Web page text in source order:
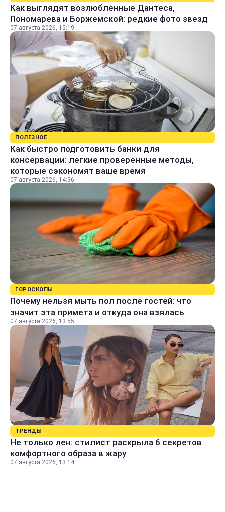
Как выглядят возлюбленные Дантеса,
Пономарева и Боржемской: редкие фото звезд
07 августа 2026, 15:19
ПОЛЕЗНОЕ
Как быстро подготовить банки для
консервации: легкие проверенные методы,
которые сэкономят ваше время
07 августа 2026, 14:36
ГОРОСКОПЫ
Почему нельзя мыть пол после гостей: что
значит эта примета и откуда она взялась
07 августа 2026, 13:55
ТРЕНДЫ
Не только лен: стилист раскрыла 6 секретов
комфортного образа в жару
07 августа 2026, 13:14